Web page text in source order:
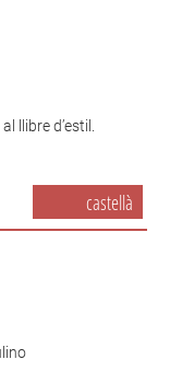
al llibre d’estil.
castellà